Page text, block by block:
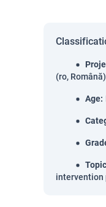
(ro, Română)
Age:
Topic
intervention